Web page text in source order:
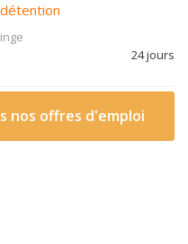
24 jours
nos offres d'emploi